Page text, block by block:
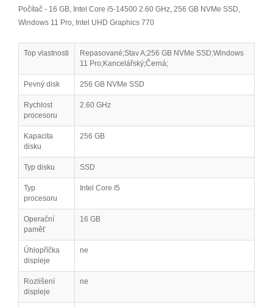
Počítač - 16 GB, Intel Core i5-14500 2.60 GHz, 256 GB NVMe SSD,
Windows 11 Pro, Intel UHD Graphics 770
Top vlastnosti
Repasované;Stav A;256 GB NVMe SSD;Windows
11 Pro;Kancelářský;Černá;
Pevný disk 256 GB NVMe SSD
Rychlost
procesoru
2.60 GHz
Kapacita
disku
256 GB
Typ disku SSD
Typ
procesoru
Intel Core I5
Operační
paměť
16 GB
Úhlopříčka
displeje
ne
Rozlišení
displeje
ne